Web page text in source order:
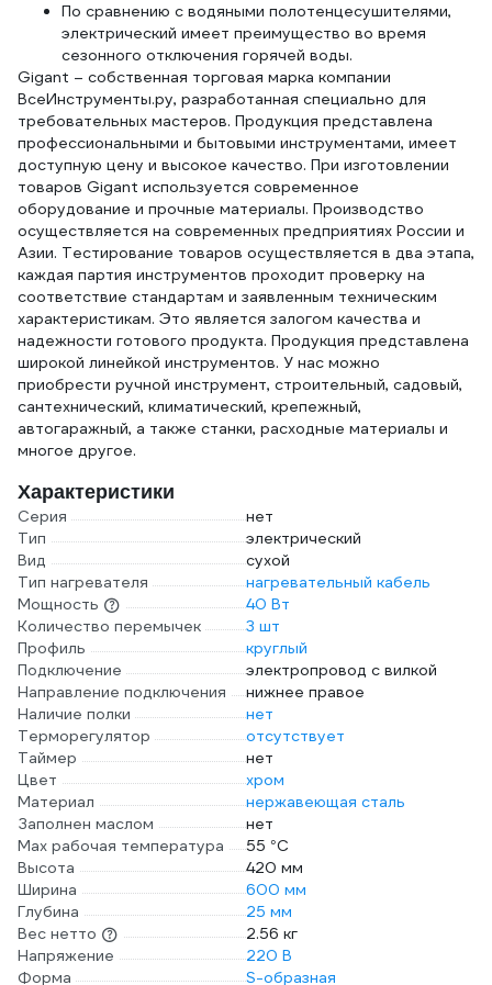
По сравнению с водяными полотенцесушителями,
электрический имеет преимущество во время
сезонного отключения горячей воды.
Gigant – собственная торговая марка компании
ВсеИнструменты.ру, разработанная специально для
требовательных мастеров. Продукция представлена
профессиональными и бытовыми инструментами, имеет
доступную цену и высокое качество. При изготовлении
товаров Gigant используется современное
оборудование и прочные материалы. Производство
осуществляется на современных предприятиях России и
Азии. Тестирование товаров осуществляется в два этапа,
каждая партия инструментов проходит проверку на
соответствие стандартам и заявленным техническим
характеристикам. Это является залогом качества и
надежности готового продукта. Продукция представлена
широкой линейкой инструментов. У нас можно
приобрести ручной инструмент, строительный, садовый,
сантехнический, климатический, крепежный,
автогаражный, а также станки, расходные материалы и
многое другое.
Характеристики
Серия
нет
Тип
электрический
Вид
сухой
Тип нагревателя
нагревательный кабель
Мощность
40 Вт
Количество перемычек
3 шт
Профиль
круглый
Подключение
электропровод с вилкой
Направление подключения
нижнее правое
Наличие полки
нет
Терморегулятор
отсутствует
Таймер
нет
Цвет
хром
Материал
нержавеющая сталь
Заполнен маслом
нет
Max рабочая температура
55 °С
Высота
420 мм
Ширина
600 мм
Глубина
25 мм
Вес нетто
2.56 кг
Напряжение
220 В
Форма
S-образная